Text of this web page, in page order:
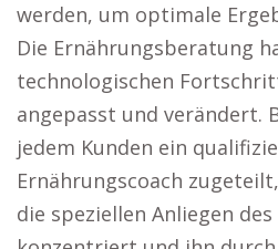
werden, um optimale
Die Ernährungsberatung
technologischen
angepasst und verändert.
jedem Kunden ein
Ernährungscoach
die speziellen Anliegen